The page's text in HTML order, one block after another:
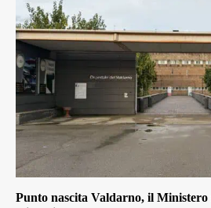
Punto nascita Valdarno, il